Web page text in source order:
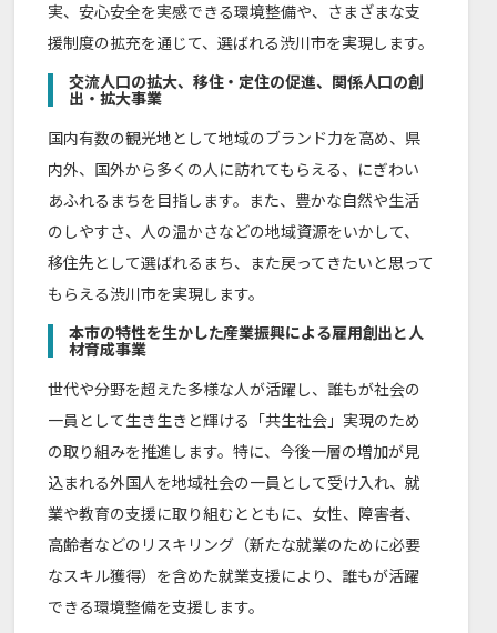
実、安心安全を実感できる環境整備や、さまざまな支
援制度の拡充を通じて、選ばれる渋川市を実現します。
交流人口の拡大、移住・定住の促進、関係人口の創
出・拡大事業
国内有数の観光地として地域のブランド力を高め、県
内外、国外から多くの人に訪れてもらえる、にぎわい
あふれるまちを目指します。また、豊かな自然や生活
のしやすさ、人の温かさなどの地域資源をいかして、
移住先として選ばれるまち、また戻ってきたいと思って
もらえる渋川市を実現します。
本市の特性を生かした産業振興による雇用創出と人
材育成事業
世代や分野を超えた多様な人が活躍し、誰もが社会の
一員として生き生きと輝ける「共生社会」実現のため
の取り組みを推進します。特に、今後一層の増加が見
込まれる外国人を地域社会の一員として受け入れ、就
業や教育の支援に取り組むとともに、女性、障害者、
高齢者などのリスキリング（新たな就業のために必要
なスキル獲得）を含めた就業支援により、誰もが活躍
できる環境整備を支援します。